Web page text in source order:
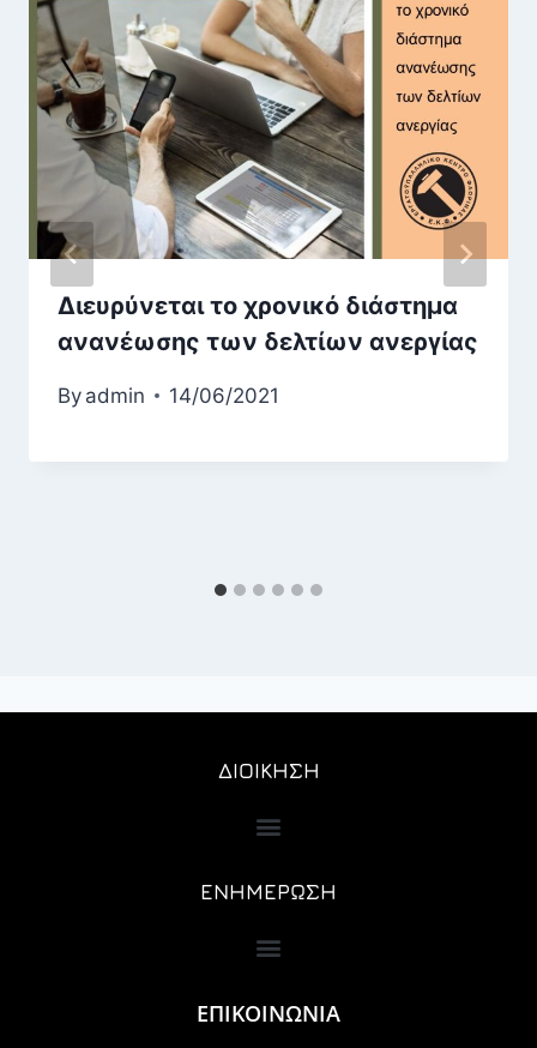
Διευρύνεται το χρονικό διάστημα
ανανέωσης των δελτίων ανεργίας
By admin 14/06/2021
ΔΙΟΙΚΗΣΗ
ΕΝΗΜΕΡΩΣΗ
ΕΠΙΚΟΙΝΩΝΙΑ